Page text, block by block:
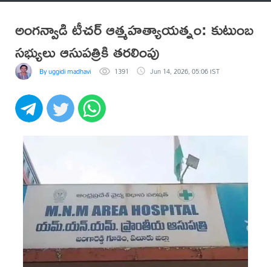
అంగన్వాడి టీచర్ ఆత్మహత్యాయత్నం: కుటుంబ
సభ్యులు ఆసుపత్రికి తరలింపు
By uggidi madhavi 1391 Jun 14, 2026, 05:06 IST